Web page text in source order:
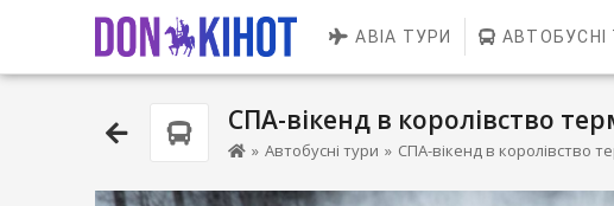
АВІА ТУРИ АВТОБУСНІ
СПА-вікенд в королівство
» Автобусні тури » СПА-вікенд в королівство